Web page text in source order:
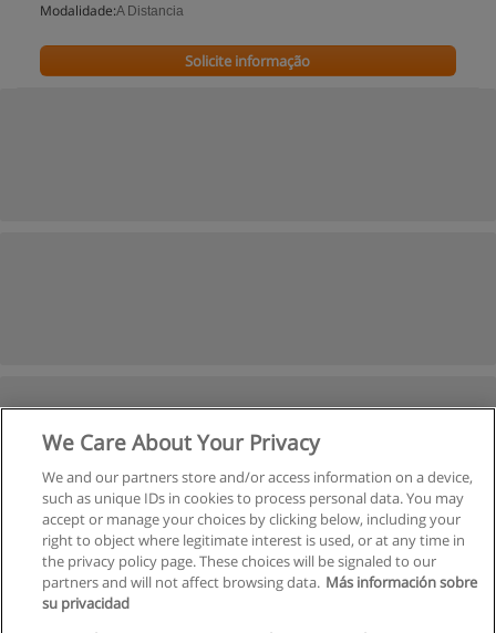
Modalidade:A Distancia
Solicite informação
Anterior
de
We Care About Your Privacy
We and our partners store and/or access information on a device,
such as unique IDs in cookies to process personal data. You may
accept or manage your choices by clicking below, including your
right to object where legitimate interest is used, or at any time in
the privacy policy page. These choices will be signaled to our
partners and will not affect browsing data. Más información sobre
su privacidad